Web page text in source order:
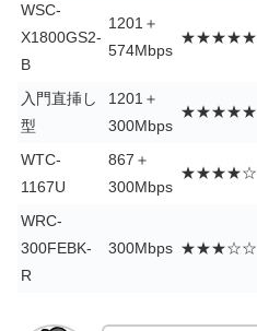
WSC-
X1800GS2-
B
1201＋
574Mbps
★★★★★
入門直挿し
型
1201＋
300Mbps
★★★★★
WTC-
1167U
867＋
300Mbps
★★★★☆
WRC-
300FEBK-
R
300Mbps ★★★☆☆